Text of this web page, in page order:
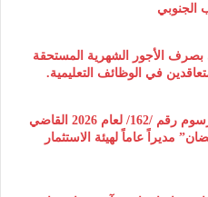
الجنوبي
بصرف الأجور الشهرية المستحقة
في الوظائف التعليمية.
الرئيس “أحمد الشرع” يصدر المرسوم رقم /162/ لعام 2026 ‌القاضي
مديراً عاماً لهيئة ‌الاستثمار